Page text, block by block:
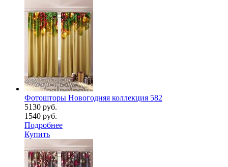
Фотошторы Новогодняя коллекция 582
5130 руб.
1540 руб.
Подробнее
Купить